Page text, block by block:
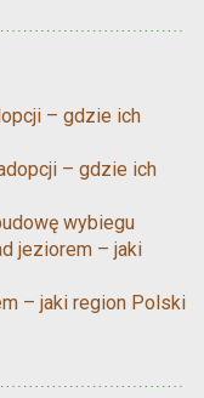
– gdzie ich
– gdzie ich
wybiegu
jeziorem – jaki
– jaki region Polski